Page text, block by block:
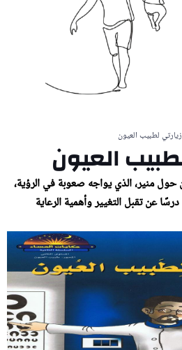
لطبيب العيون
العيون
منير، الذي يواجه صعوبة في الرؤية،
عن تقبل التغيير وأهمية الرعاية